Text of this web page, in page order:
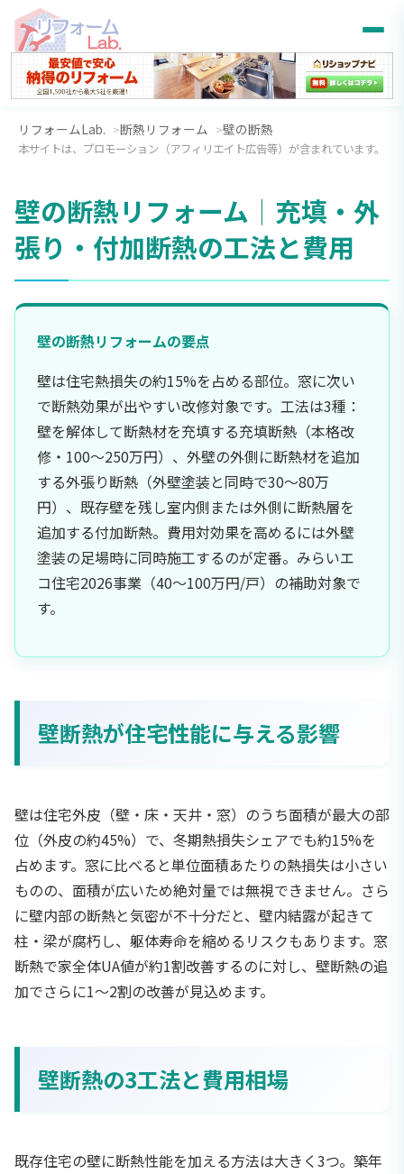
リフォームLab. 断熱リフォーム 壁の断熱
本サイトは、プロモーション（アフィリエイト広告等）が含まれています。
壁の断熱リフォーム｜充填・外
張り・付加断熱の工法と費用
壁の断熱リフォームの要点
壁は住宅熱損失の約15%を占める部位。窓に次い
で断熱効果が出やすい改修対象です。工法は3種：
壁を解体して断熱材を充填する充填断熱（本格改
修・100〜250万円）、外壁の外側に断熱材を追加
する外張り断熱（外壁塗装と同時で30〜80万
円）、既存壁を残し室内側または外側に断熱層を
追加する付加断熱。費用対効果を高めるには外壁
塗装の足場時に同時施工するのが定番。みらいエ
コ住宅2026事業（40〜100万円/戸）の補助対象で
す。
壁断熱が住宅性能に与える影響
壁は住宅外皮（壁・床・天井・窓）のうち面積が最大の部
位（外皮の約45%）で、冬期熱損失シェアでも約15%を
占めます。窓に比べると単位面積あたりの熱損失は小さい
ものの、面積が広いため絶対量では無視できません。さら
に壁内部の断熱と気密が不十分だと、壁内結露が起きて
柱・梁が腐朽し、躯体寿命を縮めるリスクもあります。窓
断熱で家全体UA値が約1割改善するのに対し、壁断熱の追
加でさらに1〜2割の改善が見込めます。
壁断熱の3工法と費用相場
既存住宅の壁に断熱性能を加える方法は大きく3つ。築年